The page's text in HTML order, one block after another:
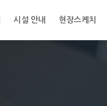
시설 안내 현장스케치